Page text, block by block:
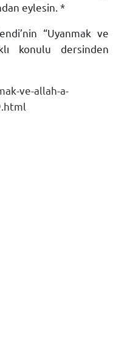
eylesin. *
“Uyanmak ve
konulu dersinden
ve-allah-a-